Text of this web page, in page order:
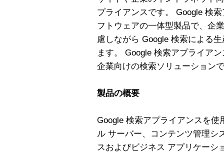
プライアンスです。 Google 検
フトウェアの一体型製品で、企
慮しながら Google 検索による
ます。 Google 検索アプライア
企業向けの検索ソリューション
製品の概要
Google 検索アプライアンスを
ル サーバー、コンテンツ管理シ
スおよびビジネス アプリケーシ